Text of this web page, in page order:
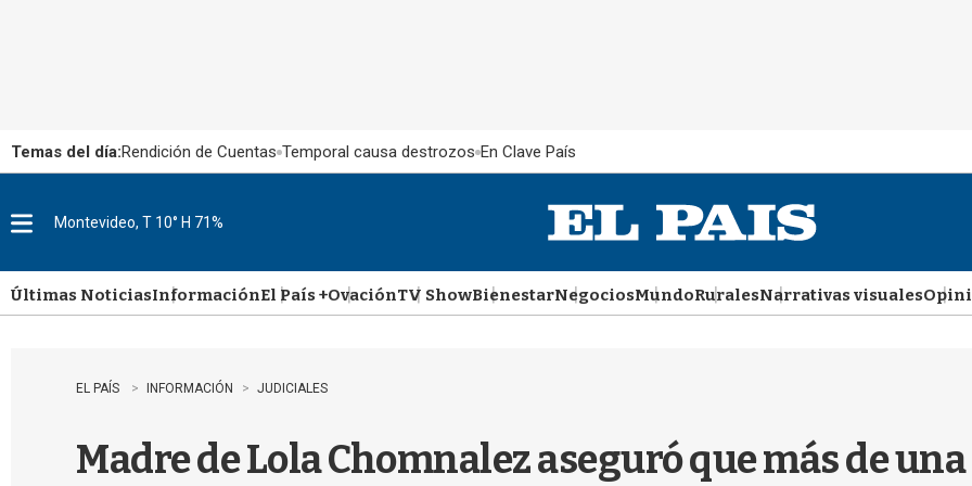
Temas del día:Rendición de Cuentas Temporal causa destrozos En Clave País
u
Montevideo, T 10° H 71%
Últimas NoticiasInformaciónEl País +OvaciónTV ShowBienestarNegociosMundoRuralesNarrativas visuales
EL PAÍS INFORMACIÓN JUDICIALES
Madre de Lola Chomnalez aseguró que más de